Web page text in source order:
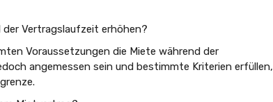
der Vertragslaufzeit erhöhen?
Voraussetzungen die Miete während der
angemessen sein und bestimmte Kriterien erfüllen,